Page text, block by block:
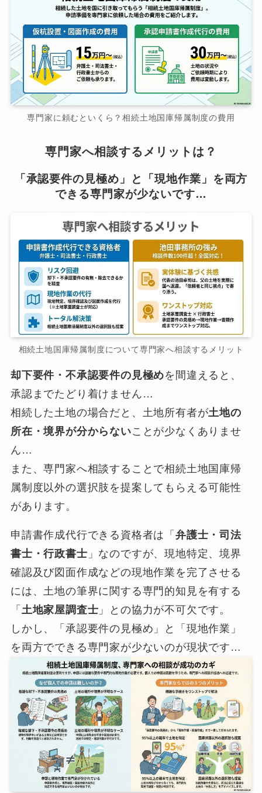
専門家に頼むといくら？相続土地国庫帰属制度の費用
専門家へ相談するメリットは？
「承認要件の見極め」と「現地作業」を両方
できる専門家が少ないです…
相続土地国庫帰属制度について専門家へ相談するメリット
却下要件・不承認要件の見極めを間違えると、
承認までたどり着けません…
相続した土地の場合だと、土地所有者が土地の
所在・境界が分からないことが少なくありませ
ん…
また、専門家へ相談することで相続土地国庫帰
属制度以外の選択肢を提案してもらえる可能性
があります。
申請書作成代行できる資格者は「弁護士・司法
書士・行政書士 」なのですが、現地特定、境界
確認及び図面作成などの現地作業を完了させる
には、土地の筆界に関する専門的知見を有する
「 土地家屋調査士 」との協力が不可欠です。
しかし、「承認要件の見極め」と「現地作業」
を両方でできる専門家が少ないのが現状です…